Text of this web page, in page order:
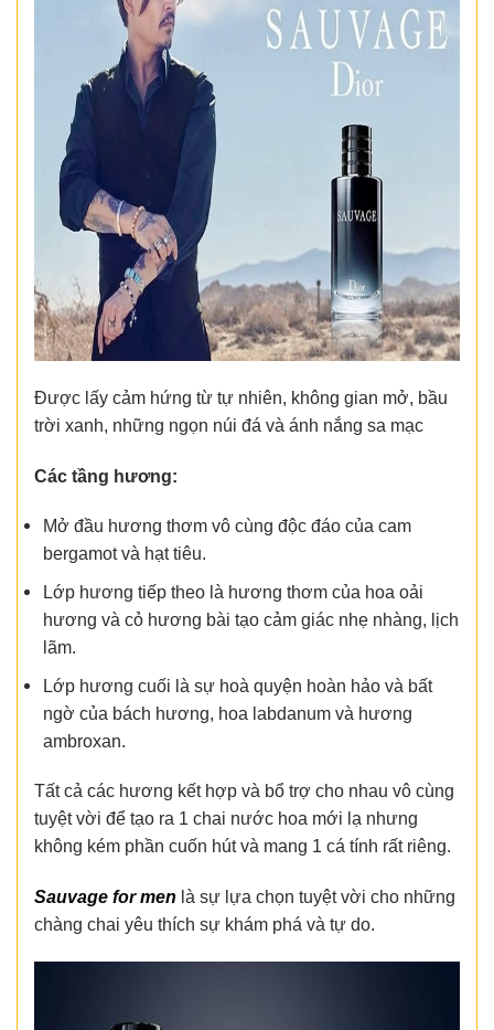
Được lấy cảm hứng từ tự nhiên, không gian mở, bầu
trời xanh, những ngọn núi đá và ánh nắng sa mạc
Các tầng hương:
Mở đầu hương thơm vô cùng độc đáo của cam
bergamot và hạt tiêu.
Lớp hương tiếp theo là hương thơm của hoa oải
hương và cỏ hương bài tạo cảm giác nhẹ nhàng, lịch
lãm.
Lớp hương cuối là sự hoà quyện hoàn hảo và bất
ngờ của bách hương, hoa labdanum và hương
ambroxan.
Tất cả các hương kết hợp và bổ trợ cho nhau vô cùng
tuyệt vời để tạo ra 1 chai nước hoa mới lạ nhưng
không kém phần cuốn hút và mang 1 cá tính rất riêng.
Sauvage for men là sự lựa chọn tuyệt vời cho những
chàng chai yêu thích sự khám phá và tự do.